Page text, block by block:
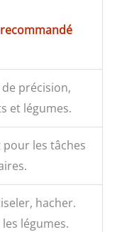
précision,
et légumes.
pour les tâches
hacher.
légumes.